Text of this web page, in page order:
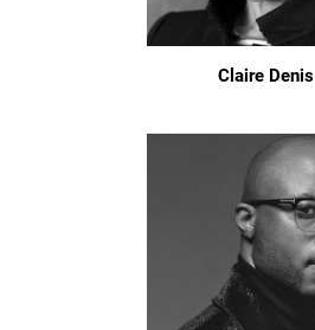
Claire Denis